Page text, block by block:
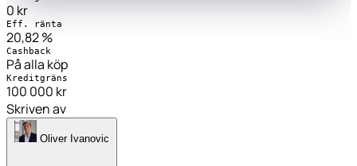
0 kr
Eff. ränta
20,82 %
Cashback
På alla köp
Kreditgräns
100 000 kr
Skriven av
Oliver Ivanovic